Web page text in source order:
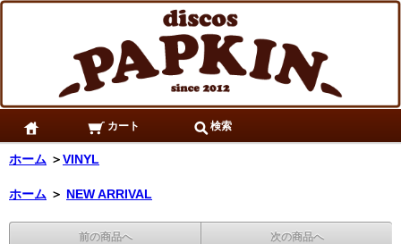
カート 検索
ホーム ＞VINYL
ホーム ＞ NEW ARRIVAL
前の商品へ 次の商品へ